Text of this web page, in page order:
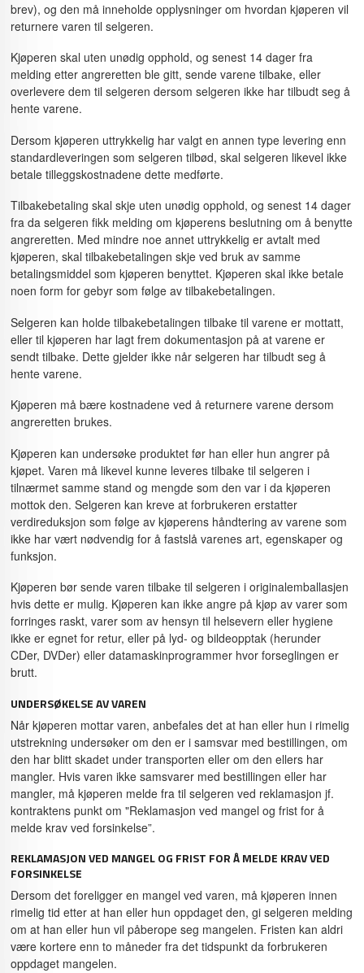
brev), og den må inneholde opplysninger om hvordan kjøperen vil
returnere varen til selgeren.
Kjøperen skal uten unødig opphold, og senest 14 dager fra
melding etter angreretten ble gitt, sende varene tilbake, eller
overlevere dem til selgeren dersom selgeren ikke har tilbudt seg å
hente varene.
Dersom kjøperen uttrykkelig har valgt en annen type levering enn
standardleveringen som selgeren tilbød, skal selgeren likevel ikke
betale tilleggskostnadene dette medførte.
Tilbakebetaling skal skje uten unødig opphold, og senest 14 dager
fra da selgeren fikk melding om kjøperens beslutning om å benytte
angreretten. Med mindre noe annet uttrykkelig er avtalt med
kjøperen, skal tilbakebetalingen skje ved bruk av samme
betalingsmiddel som kjøperen benyttet. Kjøperen skal ikke betale
noen form for gebyr som følge av tilbakebetalingen.
Selgeren kan holde tilbakebetalingen tilbake til varene er mottatt,
eller til kjøperen har lagt frem dokumentasjon på at varene er
sendt tilbake. Dette gjelder ikke når selgeren har tilbudt seg å
hente varene.
Kjøperen må bære kostnadene ved å returnere varene dersom
angreretten brukes.
Kjøperen kan undersøke produktet før han eller hun angrer på
kjøpet. Varen må likevel kunne leveres tilbake til selgeren i
tilnærmet samme stand og mengde som den var i da kjøperen
mottok den. Selgeren kan kreve at forbrukeren erstatter
verdireduksjon som følge av kjøperens håndtering av varene som
ikke har vært nødvendig for å fastslå varenes art, egenskaper og
funksjon.
Kjøperen bør sende varen tilbake til selgeren i originalemballasjen
hvis dette er mulig. Kjøperen kan ikke angre på kjøp av varer som
forringes raskt, varer som av hensyn til helsevern eller hygiene
ikke er egnet for retur, eller på lyd- og bildeopptak (herunder
CDer, DVDer) eller datamaskinprogrammer hvor forseglingen er
brutt.
UNDERSØKELSE AV VAREN
Når kjøperen mottar varen, anbefales det at han eller hun i rimelig
utstrekning undersøker om den er i samsvar med bestillingen, om
den har blitt skadet under transporten eller om den ellers har
mangler. Hvis varen ikke samsvarer med bestillingen eller har
mangler, må kjøperen melde fra til selgeren ved reklamasjon jf.
kontraktens punkt om "Reklamasjon ved mangel og frist for å
melde krav ved forsinkelse”.
REKLAMASJON VED MANGEL OG FRIST FOR Å MELDE KRAV VED
FORSINKELSE
Dersom det foreligger en mangel ved varen, må kjøperen innen
rimelig tid etter at han eller hun oppdaget den, gi selgeren melding
om at han eller hun vil påberope seg mangelen. Fristen kan aldri
være kortere enn to måneder fra det tidspunkt da forbrukeren
oppdaget mangelen.